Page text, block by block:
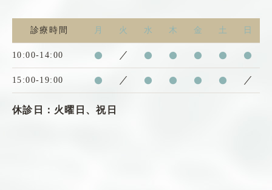
診療時間 月 火 水 木 金 土 日
10:00-14:00 ● ／ ● ● ● ● ●
15:00-19:00 ● ／ ● ● ● ● ／
休診日：火曜日、祝日